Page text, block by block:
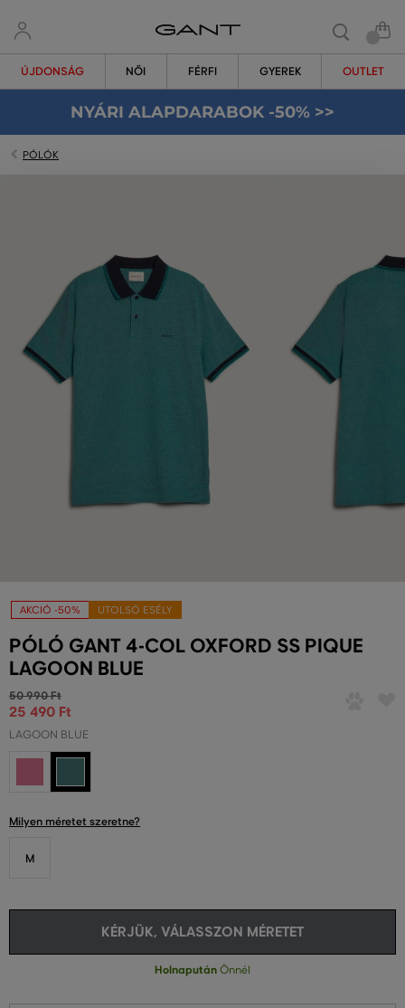
ÚJDONSÁG NŐI FÉRFI GYEREK OUTLET
NYÁRI ALAPDARABOK -50% >>
PÓLÓK
AKCIÓ -50% UTOLSÓ ESÉLY
PÓLÓ GANT 4-COL OXFORD SS PIQUE
LAGOON BLUE
50 990 Ft
25 490 Ft
LAGOON BLUE
Milyen méretet szeretne?
M
KÉRJÜK, VÁLASSZON MÉRETET
Holnapután Önnél